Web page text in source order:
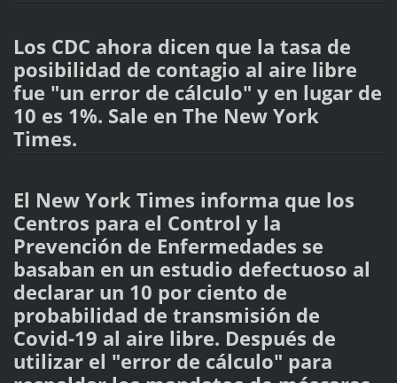
Los CDC ahora dicen que la tasa de
posibilidad de contagio al aire libre
fue "un error de cálculo" y en lugar de
10 es 1%. Sale en The New York
Times.
El New York Times informa que los
Centros para el Control y la
Prevención de Enfermedades se
basaban en un estudio defectuoso al
declarar un 10 por ciento de
probabilidad de transmisión de
Covid-19 al aire libre. Después de
utilizar el "error de cálculo" para